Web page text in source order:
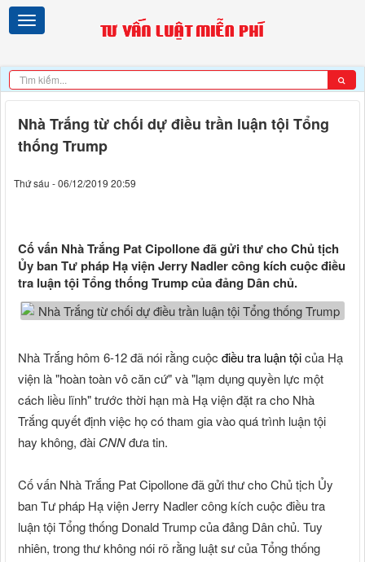
Nhà Trắng từ chối dự điều trần luận tội Tổng
thống Trump
Thứ sáu - 06/12/2019 20:59
Cố vấn Nhà Trắng Pat Cipollone đã gửi thư cho Chủ tịch
Ủy ban Tư pháp Hạ viện Jerry Nadler công kích cuộc điều
tra luận tội Tổng thống Trump của đảng Dân chủ.
Nhà Trắng hôm 6-12 đã nói rằng cuộc điều tra luận tộicủa Hạ
viện là "hoàn toàn vô căn cứ" và "lạm dụng quyền lực một
cách liều lĩnh" trước thời hạn mà Hạ viện đặt ra cho Nhà
Trắng quyết định việc họ có tham gia vào quá trình luận tội
hay không, đài CNNđưa tin.
Cố vấn Nhà Trắng Pat Cipollone đã gửi thư cho Chủ tịch Ủy
ban Tư pháp Hạ viện Jerry Nadler công kích cuộc điều tra
luận tội Tổng thống Donald Trump của đảng Dân chủ. Tuy
nhiên, trong thư không nói rõ rằng luật sư của Tổng thống